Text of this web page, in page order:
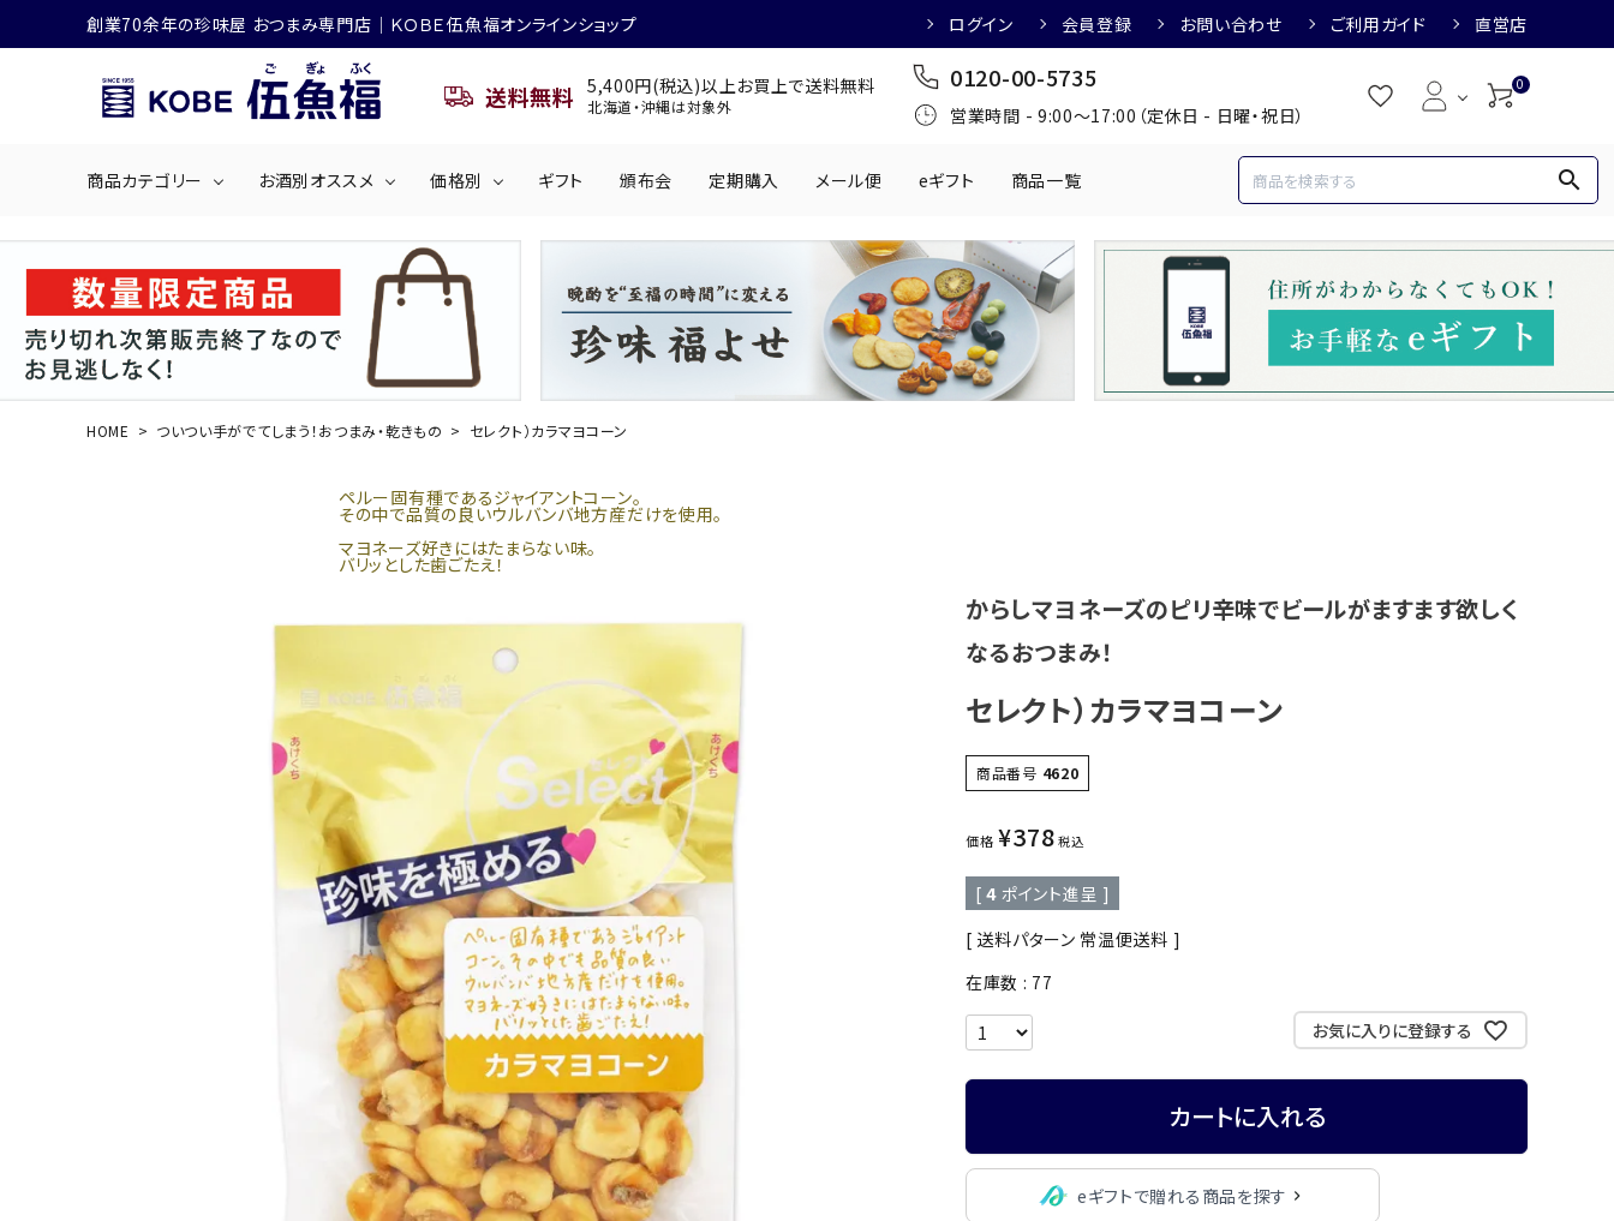
創業70余年の珍味屋 おつまみ専門店│ＫＯＢＥ伍魚福オンラインショップ ログイン 会員登録 お問い合わせ ご利用ガイド 直営店
送料無料 5,400円(税込)以上お買上で送料無料
北海道・沖縄は対象外
0120-00-5735
営業時間 - 9:00～17:00（定休日 - 日曜・祝日）
0
商品カテゴリー
くぎ煮 海産物 肉製品 乳製品 かわきもの
シリーズ 佃煮・ごはんのおとも
お酒別オススメ
ビールにおすすめ 日本酒におすすめ
価格別
501円～1,000円 1,001円～2,000円 2,001円～3,000円 3,001円～4,000円
4,001円～5,000円
ギフト 頒布会 定期購入 メール便 eギフト 商品一覧 search
search
ACCOUNT MENU
ようこそ ゲスト 様
ログイン 会員登録
HOME ついつい手がでてしまう！おつまみ・乾きもの セレクト）カラマヨコーン
ペルー固有種であるジャイアントコーン。
その中で品質の良いウルバンバ地方産だけを使用。
マヨネーズ好きにはたまらない味。
バリッとした歯ごたえ！
からしマヨネーズのピリ辛味でビールがますます欲しく
なるおつまみ！
セレクト）カラマヨコーン
商品番号 4620
価格 ¥378 税込
[ 4 ポイント進呈 ]
送料パターン 常温便送料
在庫数
77
お気に入りに登録する
カートに入れる
eギフトで贈れる商品を探す